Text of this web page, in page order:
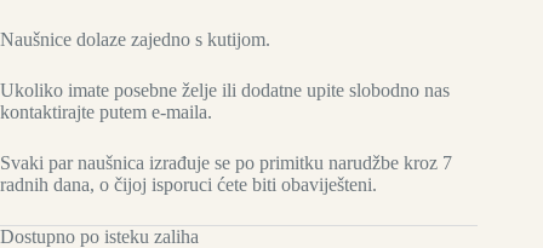
Naušnice dolaze zajedno s kutijom.
Ukoliko imate posebne želje ili dodatne upite slobodno nas
kontaktirajte putem e-maila.
Svaki par naušnica izrađuje se po primitku narudžbe kroz 7
radnih dana, o čijoj isporuci ćete biti obaviješteni.
Dostupno po isteku zaliha